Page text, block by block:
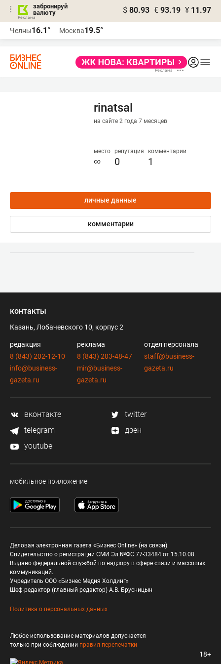
забронируй
валюту
$ 80.93 € 93.19 ¥ 11.97
Челны16.1° Москва19.5°
rinatsal
на сайте 2 года 7 месяцев
место
∞
репутация
0
комментарии
1
личные данные
комментарии
контакты
Казань, Лобачевского 10, корпус 2
редакция
8 (843) 202-12-10
info@business-
gazeta.ru
реклама
8 (843) 203-48-47
mir@business-
gazeta.ru
отдел персонала
staff@business-
gazeta.ru
вконтакте
twitter
telegram
дзен
youtube
мобильное приложение
Деловая электронная газета «Бизнес Online» (на связи).
Свидетельство о регистрации СМИ Эл №ФС 77-33484 от 15.10.08.
Выдано федеральной службой по надзору в сфере связи и массовых
коммуникаций.
Учредитель ООО «Бизнес Медия Холдинг»
Шеф-редактор (главный редактор) А.В. Брусницын
Политика о персональных данных
Любое использование материалов допускается
только при соблюдении правил перепечатки
18+